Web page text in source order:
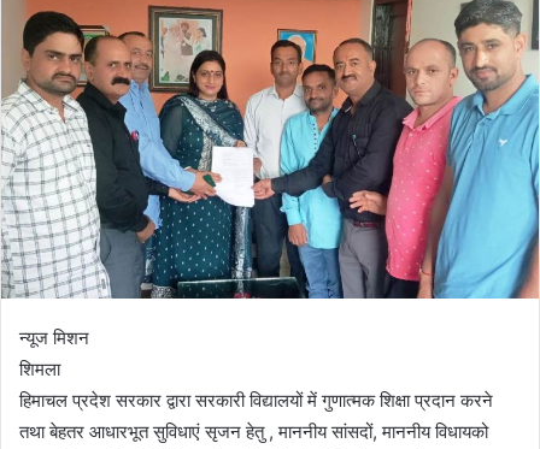
न्यूज मिशन
शिमला
हिमाचल प्रदेश सरकार द्वारा सरकारी विद्यालयों में गुणात्मक शिक्षा प्रदान करने
तथा बेहतर आधारभूत सुविधाएं सृजन हेतु , माननीय सांसदों, माननीय विधायको